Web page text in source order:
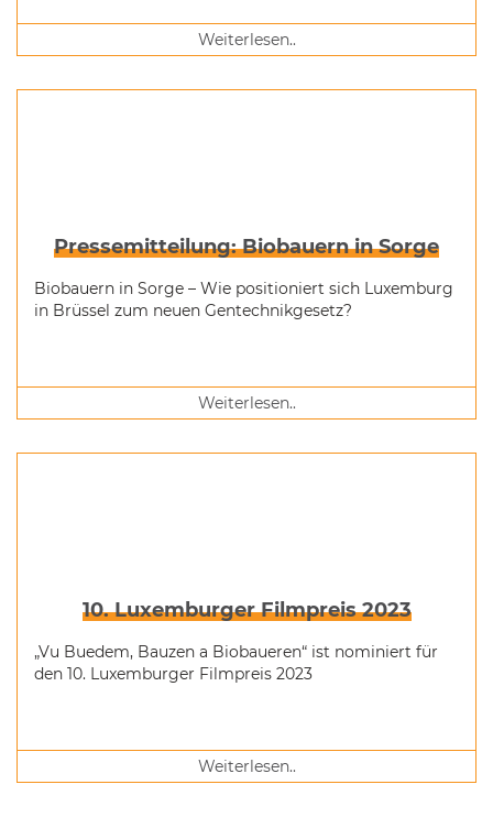
Weiterlesen..
Pressemitteilung: Biobauern in Sorge
Biobauern in Sorge – Wie positioniert sich Luxemburg
in Brüssel zum neuen Gentechnikgesetz?
Weiterlesen..
10. Luxemburger Filmpreis 2023
„Vu Buedem, Bauzen a Biobaueren“ ist nominiert für
den 10. Luxemburger Filmpreis 2023
Weiterlesen..